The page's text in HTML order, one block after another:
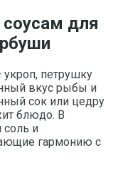
для
петрушку
вкус рыбы и
сок или цедру
блюдо. В
соль и
гармонию с